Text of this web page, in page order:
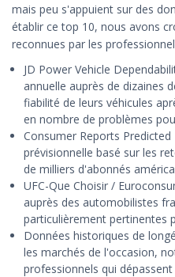
mais peu s'appuient sur des
établir ce top 10, nous avons
reconnues par les
JD Power Vehicle
annuelle auprès de dizaines
fiabilité de leurs véhicules
en nombre de problèmes
Consumer Reports
prévisionnelle basé sur les
de milliers d'abonnés
UFC-Que Choisir /
auprès des automobilistes
particulièrement pertinentes
Données historiques de
les marchés de l'occasion,
professionnels qui